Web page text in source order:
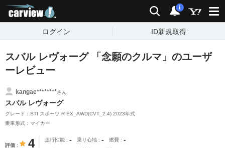
検索 通知
i
ログイン ID新規取得
スバル レヴォーグ 「念願のクルマ」のユーザ
ーレビュー
kangae********さん
スバル レヴォーグ
グレード：STI スポーツ R EX_AWD(CVT_2.4) 2023年式
乗車形式：マイカー
評価 4 走行性能 - 乗り心地 - 燃費 -